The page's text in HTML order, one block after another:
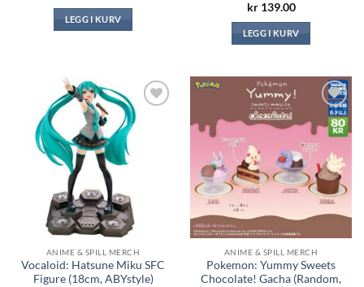
LEGG I KURV
kr139.00
LEGG I KURV
Legg til i
ønskeliste
ANIME & SPILL MERCH
Vocaloid: Hatsune Miku SFC
Figure (18cm, ABYstyle)
Legg til i
ønskeliste
ANIME & SPILL MERCH
Pokemon: Yummy Sweets
Chocolate! Gacha (Random,